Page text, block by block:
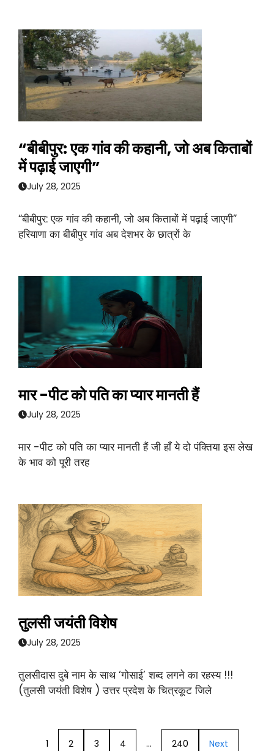
“बीबीपुर: एक गांव की कहानी, जो अब किताबों
में पढ़ाई जाएगी”
July 28, 2025
“बीबीपुर: एक गांव की कहानी, जो अब किताबों में पढ़ाई जाएगी”
हरियाणा का बीबीपुर गांव अब देशभर के छात्रों के
मार -पीट को पति का प्यार मानती हैं
July 28, 2025
मार -पीट को पति का प्यार मानती हैं जी हाँ ये दो पंक्तिया इस लेख
के भाव को पूरी तरह
तुलसी जयंती विशेष
July 28, 2025
तुलसीदास दुबे नाम के साथ ‘गोसाई’ शब्द लगने का रहस्य !!!
(तुलसी जयंती विशेष ) उत्तर प्रदेश के चित्रकूट जिले
1 2 3 4 … 240 Next